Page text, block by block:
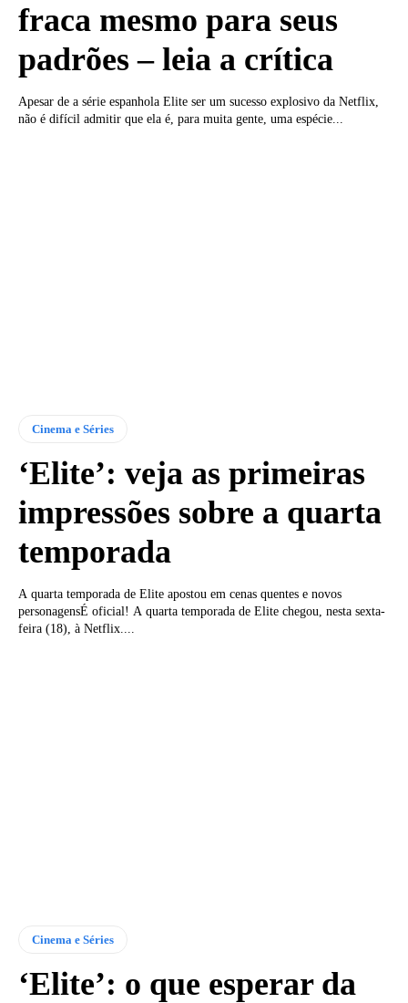
fraca mesmo para seus
padrões – leia a crítica
Apesar de a série espanhola Elite ser um sucesso explosivo da Netflix,
não é difícil admitir que ela é, para muita gente, uma espécie...
Cinema e Séries
‘Elite’: veja as primeiras
impressões sobre a quarta
temporada
A quarta temporada de Elite apostou em cenas quentes e novos
personagensÉ oficial! A quarta temporada de Elite chegou, nesta sexta-
feira (18), à Netflix....
Cinema e Séries
‘Elite’: o que esperar da